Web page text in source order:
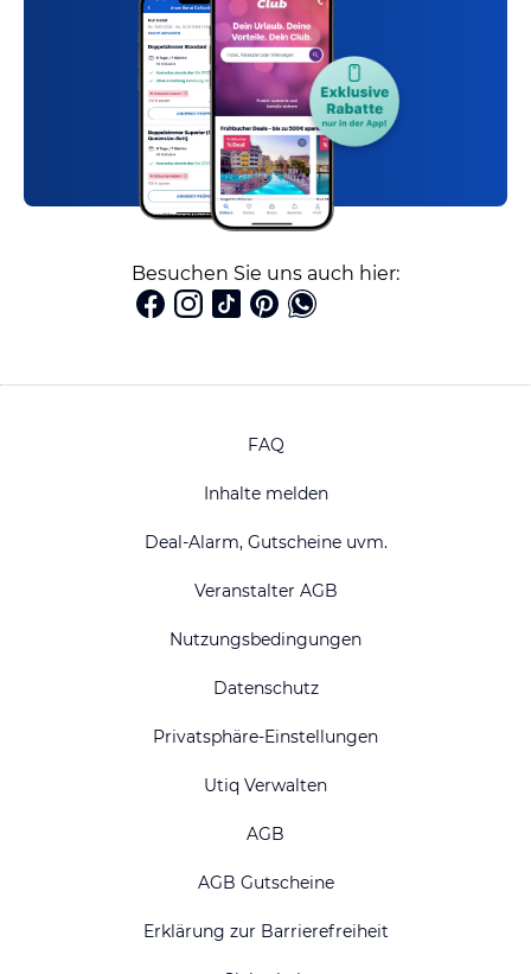
Besuchen Sie uns auch hier:
FAQ
Inhalte melden
Deal-Alarm, Gutscheine uvm.
Veranstalter AGB
Nutzungsbedingungen
Datenschutz
Privatsphäre-Einstellungen
Utiq Verwalten
AGB
AGB Gutscheine
Erklärung zur Barrierefreiheit